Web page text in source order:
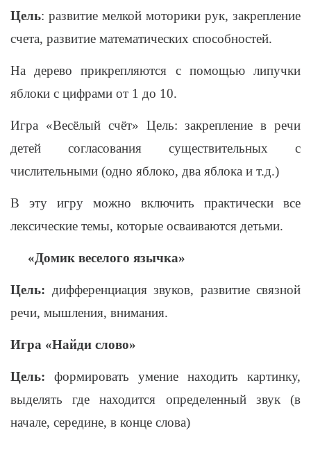
Цель: развитие мелкой моторики рук, закрепление
счета, развитие математических способностей.
На дерево прикрепляются с помощью липучки
яблоки с цифрами от 1 до 10.
Игра «Весёлый счёт» Цель: закрепление в речи
детей согласования существительных с
числительными (одно яблоко, два яблока и т.д.)
В эту игру можно включить практически все
лексические темы, которые осваиваются детьми.
«Домик веселого язычка»
Цель: дифференциация звуков, развитие связной
речи, мышления, внимания.
Игра «Найди слово»
Цель: формировать умение находить картинку,
выделять где находится определенный звук (в
начале, середине, в конце слова)